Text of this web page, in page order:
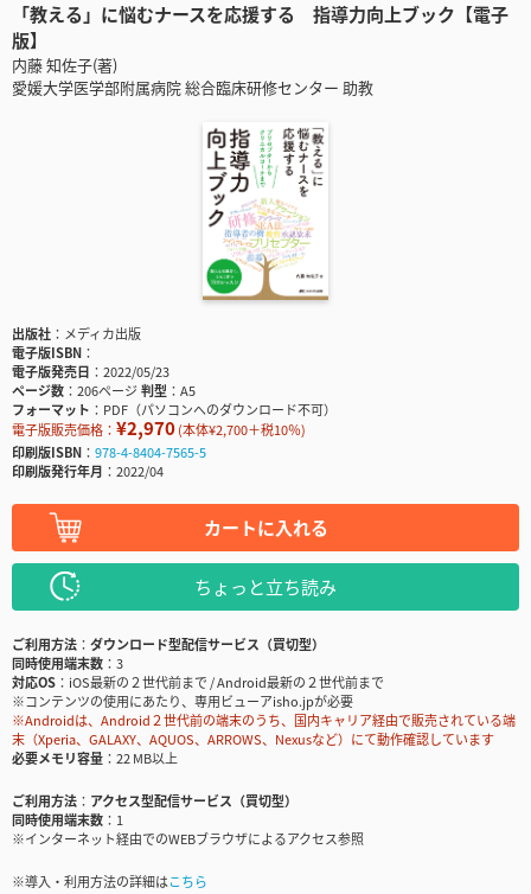
「教える」に悩むナースを応援する 指導力向上ブック【電子
版】
内藤 知佐子(著)
愛媛大学医学部附属病院 総合臨床研修センター 助教
出版社
メディカ出版
電子版ISBN
電子版発売日
2022/05/23
ページ数
206ページ判型
A5
フォーマット
PDF（パソコンへのダウンロード不可）
電子版販売価格： ¥2,970(本体¥2,700＋税10％)
印刷版ISBN
978-4-8404-7565-5
印刷版発行年月
2022/04
カートに入れる
ちょっと立ち読み
ご利用方法
ダウンロード型配信サービス（買切型）
同時使用端末数
3
対応OS
iOS最新の２世代前まで / Android最新の２世代前まで
※コンテンツの使用にあたり、専用ビューアisho.jpが必要
※Androidは、Android２世代前の端末のうち、国内キャリア経由で販売されている端
末（Xperia、GALAXY、AQUOS、ARROWS、Nexusなど）にて動作確認しています
必要メモリ容量
22 MB以上
ご利用方法
アクセス型配信サービス（買切型）
同時使用端末数
1
※インターネット経由でのWEBブラウザによるアクセス参照
※導入・利用方法の詳細はこちら